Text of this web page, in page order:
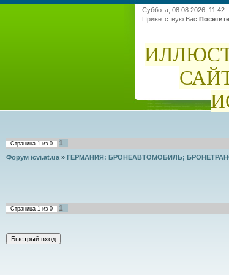
Суббота, 08.08.2026, 11:42
Приветствую Вас
Страница 1 из 0 1
Форум icvi.at.ua » ГЕРМАНИЯ: БРОНЕАВТОМОБИЛЬ;
Страница 1 из 0
1